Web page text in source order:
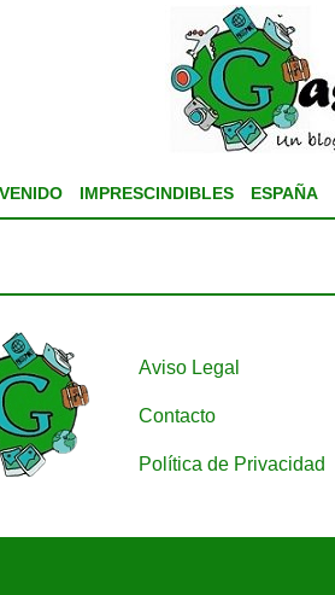
IMPRESCINDIBLES ESPAÑA
Aviso Legal
Contacto
Política de Privacidad